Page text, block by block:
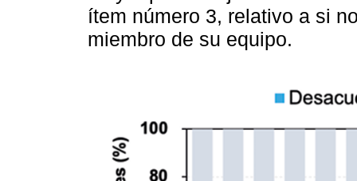
ítem número 3, relativo a si
miembro de su equipo.